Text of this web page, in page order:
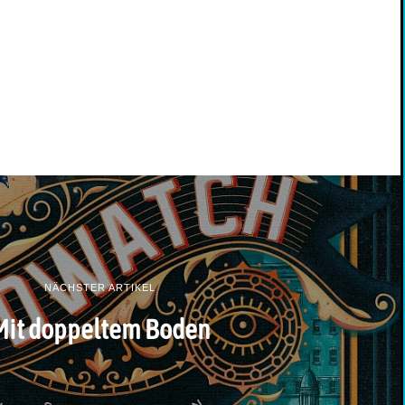
NÄCHSTER ARTIKEL
doppeltem Boden